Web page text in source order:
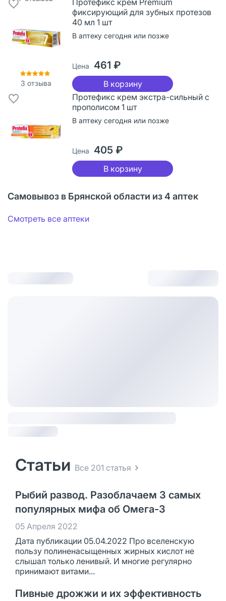
3 отзыва
фиксирующий для зубных протезов
40 мл 1 шт
В аптеку сегодня или позже
Цена 461 ₽
В корзину
Протефикс крем экстра-сильный с
прополисом 1 шт
В аптеку сегодня или позже
Цена 405 ₽
В корзину
Самовывоз в Брянской области из 4 аптек
Смотреть все аптеки
Статьи Все 201 статья
Рыбий развод. Разоблачаем 3 самых
популярных мифа об Омега-3
05 Апреля 2022
Дата публикации 05.04.2022 Про вселенскую
пользу полиненасыщенных жирных кислот не
слышал только ленивый. И многие регулярно
принимают витами...
Пивные дрожжи и их эффективность